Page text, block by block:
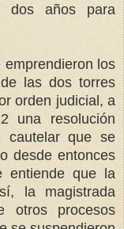
dos años para
los
las dos torres
orden judicial, a
una resolución
cautelar que se
desde entonces
entiende que la
la magistrada
otros procesos